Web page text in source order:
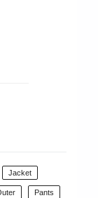
Jacket
Pants